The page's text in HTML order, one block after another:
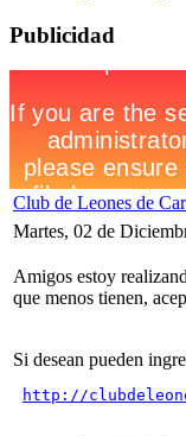
Publicidad
Club de Leones de
Martes, 02 de
Amigos estoy
que menos tienen,
Si desean pueden
http://